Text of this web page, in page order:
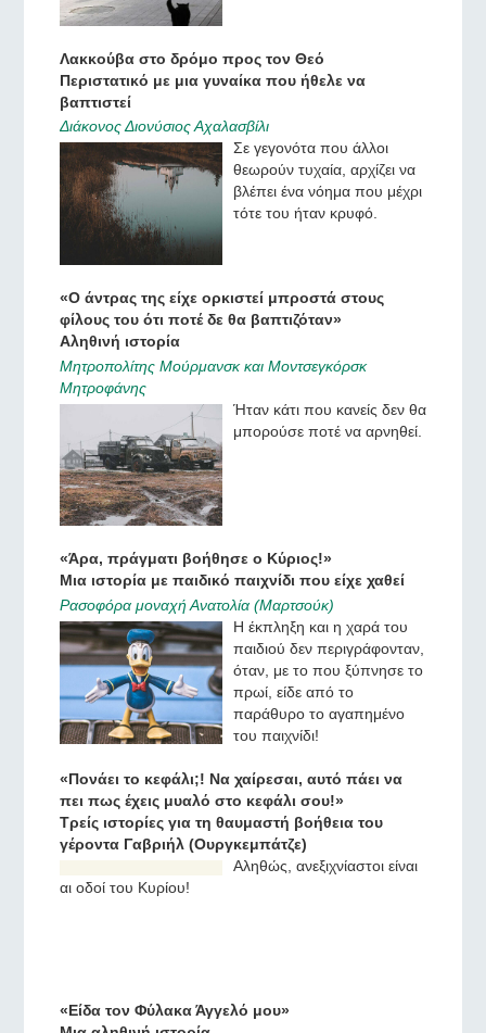
Λακκούβα στο δρόμο προς τον Θεό
Περιστατικό με μια γυναίκα που ήθελε να
βαπτιστεί
Διάκονος Διονύσιος Αχαλασβίλι
Σε γεγονότα που άλλοι
θεωρούν τυχαία, αρχίζει να
βλέπει ένα νόημα που μέχρι
τότε του ήταν κρυφό.
«Ο άντρας της είχε ορκιστεί μπροστά στους
φίλους του ότι ποτέ δε θα βαπτιζόταν»
Αληθινή ιστορία
Μητροπολίτης Μούρμανσκ και Μοντσεγκόρσκ
Μητροφάνης
Ήταν κάτι που κανείς δεν θα
μπορούσε ποτέ να αρνηθεί.
«Άρα, πράγματι βοήθησε ο Κύριος!»
Μια ιστορία με παιδικό παιχνίδι που είχε χαθεί
Ρασοφόρα μοναχή Ανατολία (Μαρτσούκ)
Η έκπληξη και η χαρά του
παιδιού δεν περιγράφονταν,
όταν, με το που ξύπνησε το
πρωί, είδε από το
παράθυρο το αγαπημένο
του παιχνίδι!
«Πονάει το κεφάλι;! Να χαίρεσαι, αυτό πάει να
πει πως έχεις μυαλό στο κεφάλι σου!»
Τρείς ιστορίες για τη θαυμαστή βοήθεια του
γέροντα Γαβριήλ (Ουργκεμπάτζε)
Αληθώς, ανεξιχνίαστοι είναι
«Είδα τον Φύλακα Άγγελό μου»